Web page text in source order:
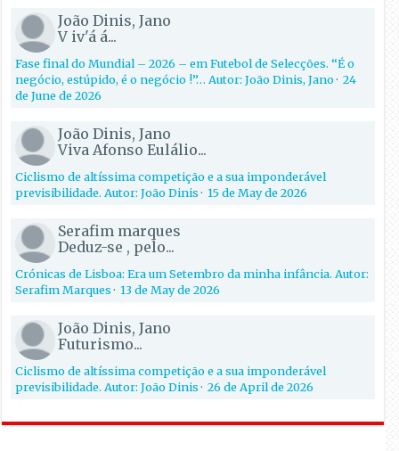
João Dinis, Jano
V iv'á á...
Fase final do Mundial – 2026 – em Futebol de Selecções. “É o
negócio, estúpido, é o negócio !”… Autor: João Dinis, Jano·24
de June de 2026
João Dinis, Jano
Viva Afonso Eulálio...
Ciclismo de altíssima competição e a sua imponderável
previsibilidade. Autor: João Dinis·15 de May de 2026
Serafim marques
Deduz-se , pelo...
Crónicas de Lisboa: Era um Setembro da minha infância. Autor:
Serafim Marques·13 de May de 2026
João Dinis, Jano
Futurismo...
Ciclismo de altíssima competição e a sua imponderável
previsibilidade. Autor: João Dinis·26 de April de 2026